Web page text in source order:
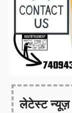
लेटेस्ट न्यूज़